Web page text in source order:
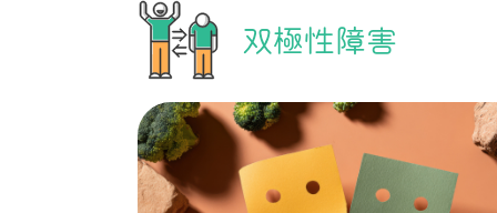
双極性障害